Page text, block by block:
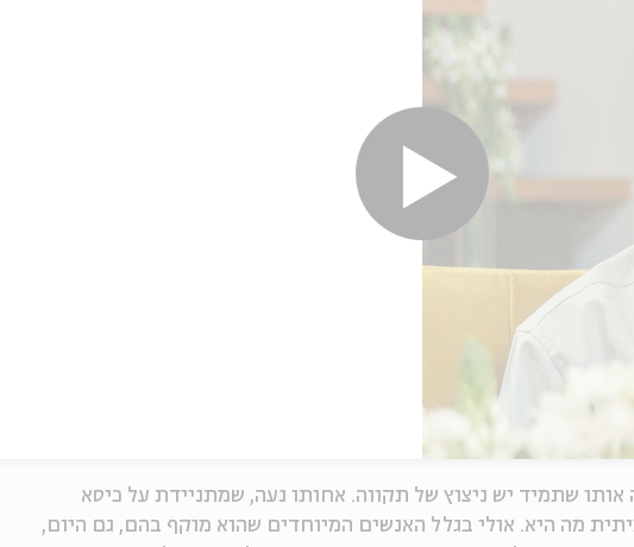
אותו שתמיד יש ניצוץ של תקווה. אחותו נעה, שמתניידת על כיסא
מה היא. אולי בגלל האנשים המיוחדים שהוא מוקף בהם, גם היום,